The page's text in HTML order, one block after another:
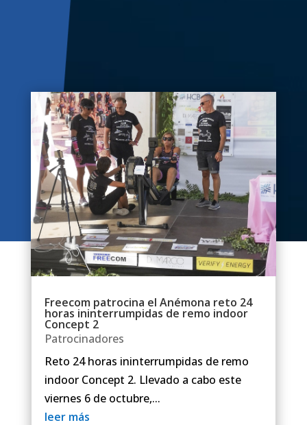
Freecom patrocina el Anémona reto 24
horas ininterrumpidas de remo indoor
Concept 2
Patrocinadores
Reto 24 horas ininterrumpidas de remo
indoor Concept 2. Llevado a cabo este
viernes 6 de octubre,...
leer más